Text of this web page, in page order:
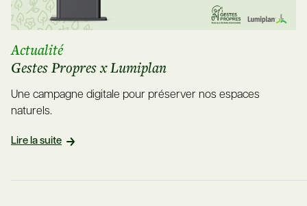
Actualité
Gestes Propres x Lumiplan
Une campagne digitale pour préserver nos espaces
naturels.
Lire la suite